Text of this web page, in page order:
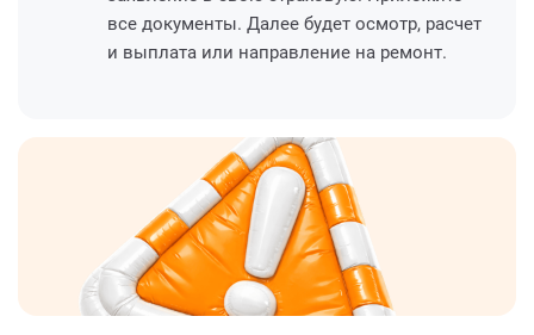
все документы. Далее будет осмотр, расчет
и выплата или направление на ремонт.